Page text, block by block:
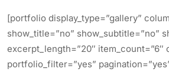
[portfolio display_type=”gallery”
show_title=”no” show_subtitle=”no”
excerpt_length=”20″ item_count=”6″
portfolio_filter=”yes”